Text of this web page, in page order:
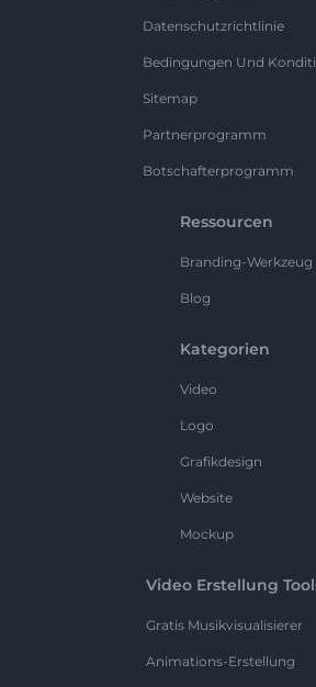
Datenschutzrichtlinie
Bedingungen Und
Sitemap
Partnerprogramm
Botschafterprogramm
Ressourcen
Branding-Werkzeug
Blog
Kategorien
Video
Logo
Grafikdesign
Website
Mockup
Video Erstellung
Gratis Musikvisualisierer
Animations-Erstellung